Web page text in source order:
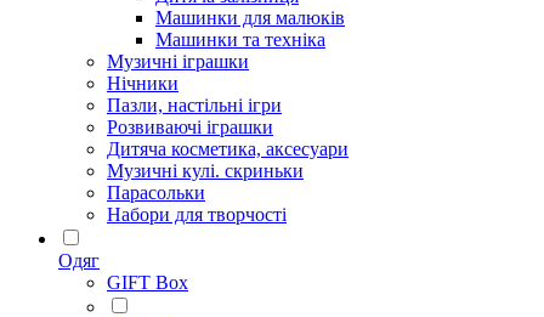
Машинки для малюків
Машинки та техніка
Музичні іграшки
Нічники
Пазли, настільні ігри
Розвиваючі іграшки
Дитяча косметика, аксесуари
Музичні кулі. скриньки
Парасольки
Набори для творчості
Одяг
GIFT Box